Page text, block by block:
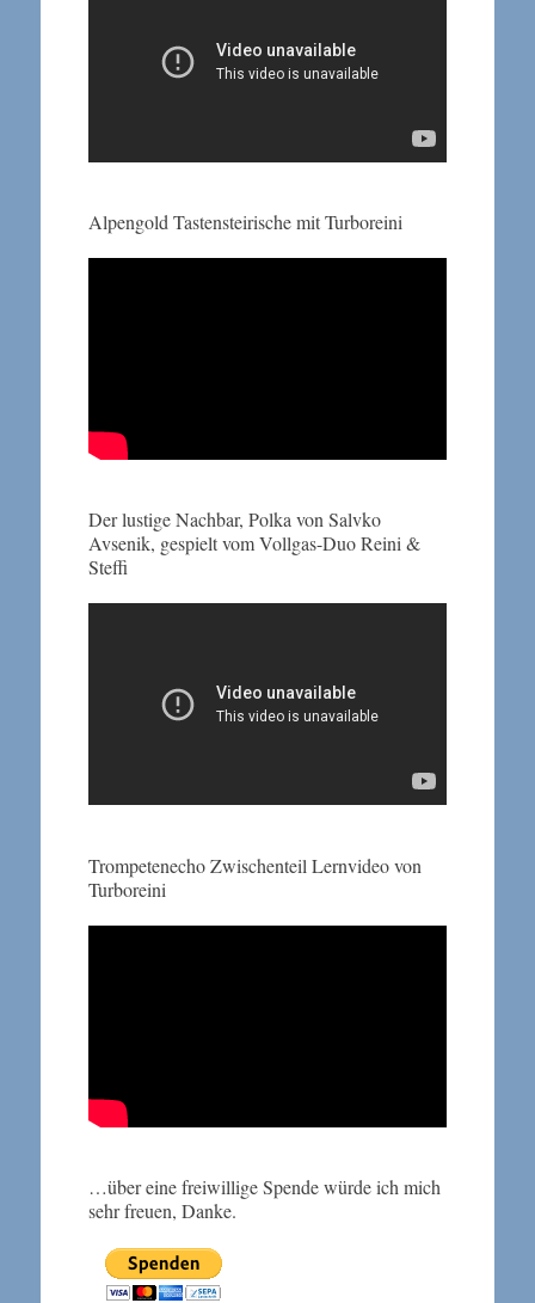
Alpengold Tastensteirische mit Turboreini
Der lustige Nachbar, Polka von Salvko
Avsenik, gespielt vom Vollgas-Duo Reini &
Steffi
Trompetenecho Zwischenteil Lernvideo von
Turboreini
…über eine freiwillige Spende würde ich mich
sehr freuen, Danke.